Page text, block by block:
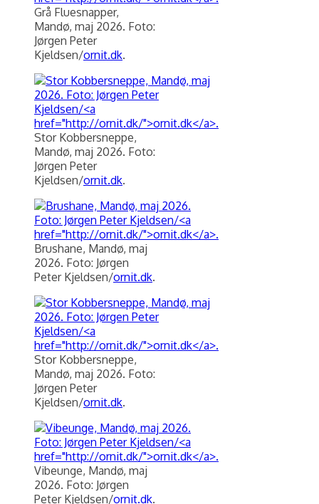
Grå Fluesnapper,
Mandø, maj 2026. Foto:
Jørgen Peter
Kjeldsen/ornit.dk.
Stor Kobbersneppe,
Mandø, maj 2026. Foto:
Jørgen Peter
Kjeldsen/ornit.dk.
Brushane, Mandø, maj
2026. Foto: Jørgen
Peter Kjeldsen/ornit.dk.
Stor Kobbersneppe,
Mandø, maj 2026. Foto:
Jørgen Peter
Kjeldsen/ornit.dk.
Vibeunge, Mandø, maj
2026. Foto: Jørgen
Peter Kjeldsen/ornit.dk.